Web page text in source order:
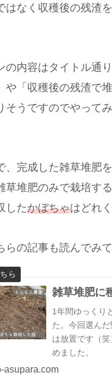
はなく収穫後の残渣
の内容はタイトル通り
や「収穫後の残渣で
そうですのでやって
、完成した雑草堆肥
草堆肥のみで栽培す
したかぼちゃはどれ
らの記事も読んでみて
雑草堆肥に
1年間ゆっくり
た。今回選ん
は放置です（
めました。
asupara.com